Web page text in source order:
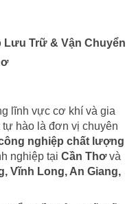
Lưu Trữ & Vận Chuyển
lĩnh vực cơ khí và gia
tự hào là đơn vị chuyên
nghiệp chất lượng
nghiệp tại Cần Thơvà
Vĩnh Long, An Giang,